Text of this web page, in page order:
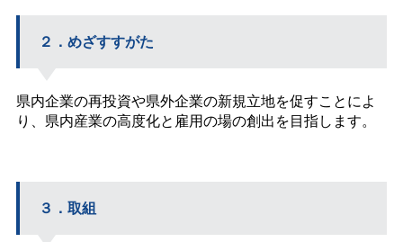
２．めざすすがた
県内企業の再投資や県外企業の新規立地を促すことによ
り、県内産業の高度化と雇用の場の創出を目指します。
３．取組